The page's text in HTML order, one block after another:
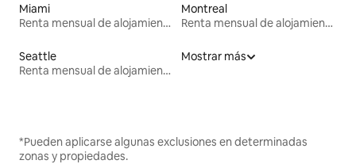
Miami
Renta mensual de alojamientos
Montreal
Renta mensual de alojamientos
Seattle
Renta mensual de alojamientos
Mostrar más
*Pueden aplicarse algunas exclusiones en determinadas
zonas y propiedades.